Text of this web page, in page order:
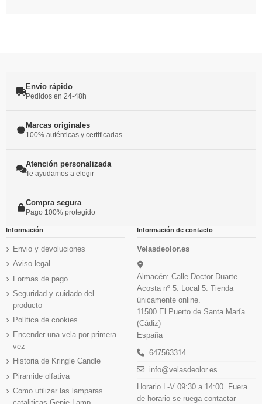
Envío rápido
Pedidos en 24-48h
Marcas originales
100% auténticas y certificadas
Atención personalizada
Te ayudamos a elegir
Compra segura
Pago 100% protegido
Información
Envio y devoluciones
Aviso legal
Formas de pago
Seguridad y cuidado del
producto
Política de cookies
Encender una vela por primera
vez
Historia de Kringle Candle
Piramide olfativa
Como utilizar las lamparas
Información de contacto
Velasdeolor.es
Almacén: Calle Doctor Duarte
Acosta nº 5. Local 5. Tienda
únicamente online.
11500 El Puerto de Santa María
(Cádiz)
España
647563314
info@velasdeolor.es
Horario L-V 09:30 a 14:00. Fuera
de horario se ruega contactar